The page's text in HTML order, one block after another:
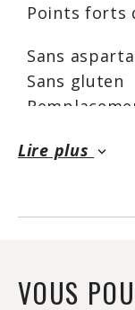
Points forts
Sans
Sans gluten
Faible
Sucres
Lire plus keyboard_arrow_down
VOUS